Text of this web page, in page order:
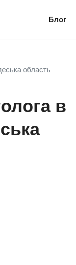
Блог
область
в